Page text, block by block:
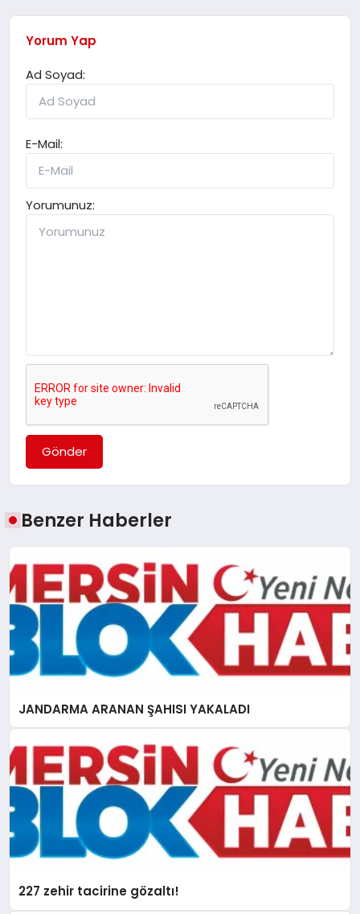
Yorum Yap
Ad Soyad:
E-Mail:
Yorumunuz:
Gönder
Benzer Haberler
JANDARMA ARANAN ŞAHISI YAKALADI
227 zehir tacirine gözaltı!